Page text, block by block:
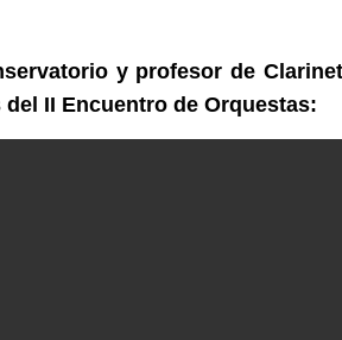
y profesor de
II Encuentro de Orquestas: